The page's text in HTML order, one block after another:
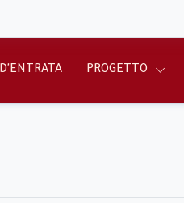
PROGETTO